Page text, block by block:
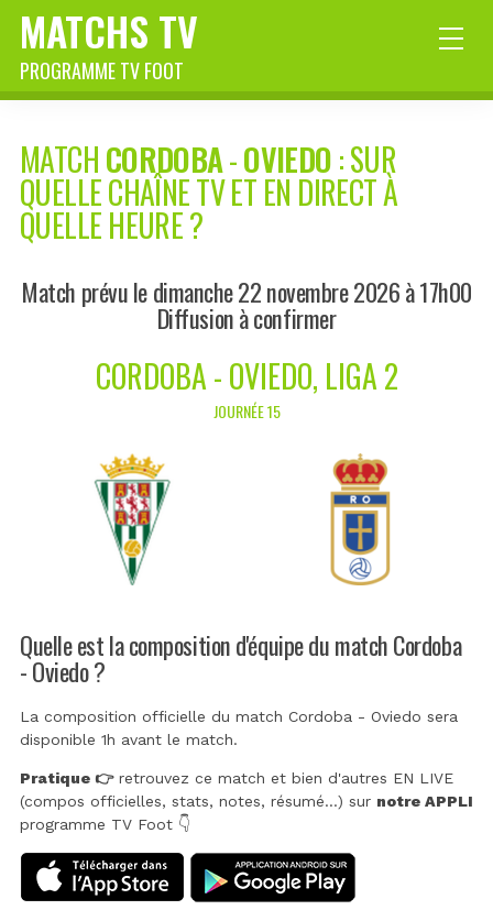
MATCHS TV
PROGRAMME TV FOOT
MATCHCORDOBA-OVIEDO: SUR
QUELLE CHAÎNE TV ET EN DIRECT À
QUELLE HEURE ?
Match prévu le dimanche 22 novembre 2026 à 17h00
Diffusion à confirmer
CORDOBA - OVIEDO, LIGA 2
JOURNÉE 15
Quelle est la composition d'équipe du match Cordoba
- Oviedo ?
La composition officielle du match Cordoba - Oviedo sera
disponible 1h avant le match.
Pratique 👉retrouvez ce match et bien d'autres EN LIVE
(compos officielles, stats, notes, résumé...) sur notre APPLI
programme TV Foot 👇